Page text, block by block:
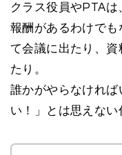
クラス役員やPTA
報酬があるわけで
て会議に出たり、
たり。
誰かがやらなけれ
い！」とは思えない